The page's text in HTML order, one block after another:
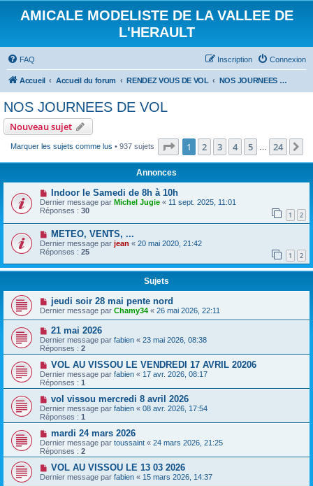
AMICALE MODELISTE DE LA VALLEE DE
L'HERAULT
FAQ Connexion
Inscription
Accueil Accueil du forum RENDEZ VOUS DE VOL NOS JOURNEES DE VOL
NOS JOURNEES DE VOL
Nouveau sujet
Marquer les sujets comme lus • 937 sujets Page 1sur24
1 2 3 4 5 24
Annonces
Indoor le Samedi de 8h à 10h
Dernier message par Michel Jugie « 11 sept. 2025, 11:01
Réponses : 30 1 2
METEO, VENTS, ...
Dernier message par jean « 20 mai 2020, 21:42
Réponses : 25 1 2
Sujets
jeudi soir 28 mai pente nord
Dernier message par Chamy34 « 26 mai 2026, 22:11
21 mai 2026
Dernier message par fabien « 23 mai 2026, 08:38
Réponses : 2
VOL AU VISSOU LE VENDREDI 17 AVRIL 20206
Dernier message par fabien « 17 avr. 2026, 08:17
Réponses : 1
vol vissou mercredi 8 avril 2026
Dernier message par fabien « 08 avr. 2026, 17:54
Réponses : 1
mardi 24 mars 2026
Dernier message par toussaint « 24 mars 2026, 21:25
Réponses : 2
VOL AU VISSOU LE 13 03 2026
Dernier message par fabien « 15 mars 2026, 14:37